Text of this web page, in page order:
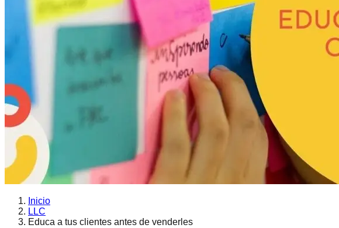
Inicio
LLC
Educa a tus clientes antes de venderles